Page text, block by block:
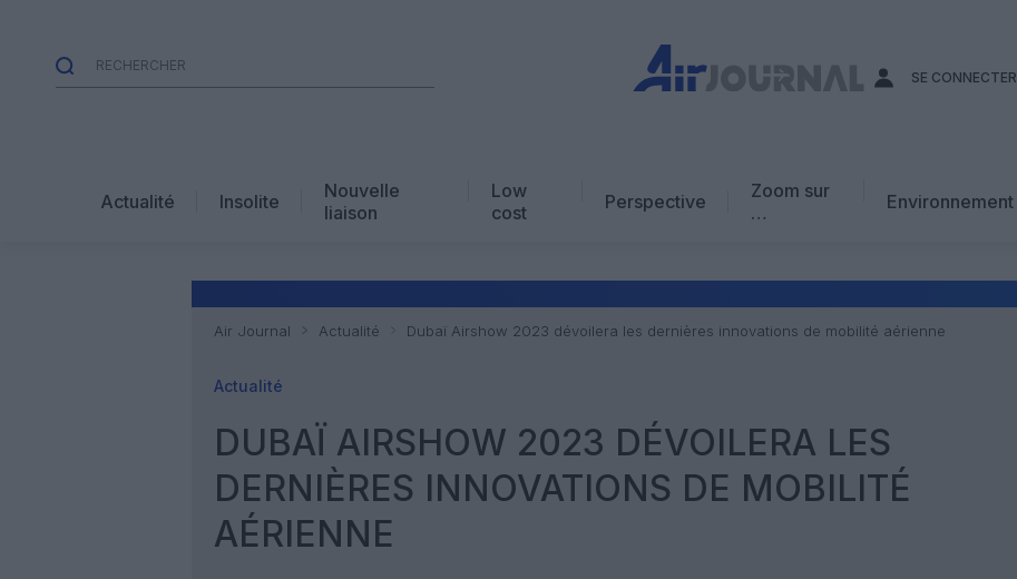
SE CONNECTER
Actualité Insolite
Nouvelle
liaison
Low
cost
Perspective
Zoom sur
…
Avis d’expert
Environnement
Air Journal Actualité Dubaï Airshow 2023 dévoilera les dernières innovations de mobilité aérienne
Actualité
DUBAÏ AIRSHOW 2023 DÉVOILERA LES
DERNIÈRES INNOVATIONS DE MOBILITÉ
AÉRIENNE